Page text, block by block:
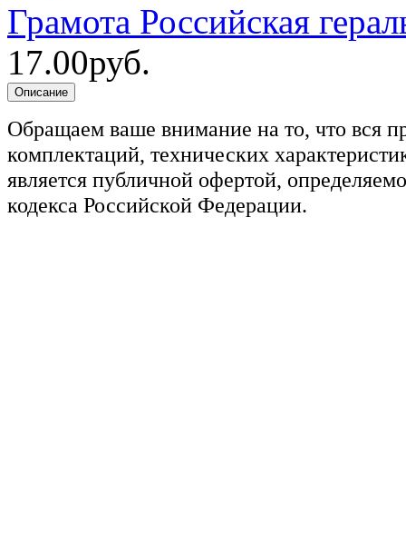
Грамота Российская
17.00руб.
Обращаем ваше внимание на то, что вся
комплектаций, технических
является публичной офертой,
кодекса Российской Федерации.